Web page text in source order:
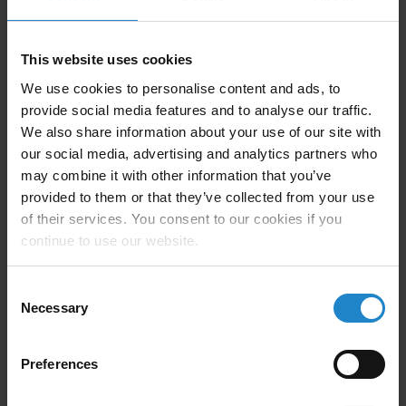
This website uses cookies
We use cookies to personalise content and ads, to
provide social media features and to analyse our traffic.
We also share information about your use of our site with
our social media, advertising and analytics partners who
may combine it with other information that you’ve
provided to them or that they’ve collected from your use
of their services. You consent to our cookies if you
continue to use our website.
Selection
Necessary
Preferences
transport de matériaux et à la logistique interne.
Comprendre vos options:Explorez les possibilités de
déploiement des AMR de MiR et comparez-les à vos
autres options
Calcul du coût total de possession (TCO):
Comprendre les coûts initiaux et les coûts de
fonctionnement, pour voir l'impact sur votre retour
sur investissement
d'utilisation spécifiques, illustrant les avantages de
l'intégration AMR.